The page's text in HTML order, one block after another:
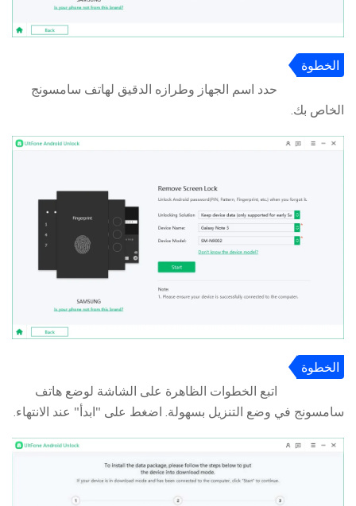
الخطوة
حدد اسم الجهاز وطرازه الدقيق لهاتف سامسونج
الخاص بك.
الخطوة
اتبع الخطوات الظاهرة على الشاشة لوضع هاتف
سامسونج في وضع التنزيل بسهولة. اضغط على "ابدأ" عند الانتهاء.